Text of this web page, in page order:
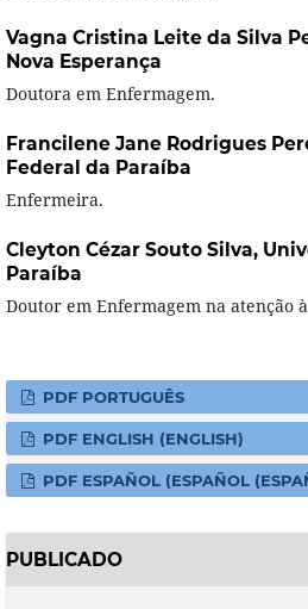
Vagna Cristina Leite da Silva
Nova Esperança
Doutora em Enfermagem.
Francilene Jane Rodrigues
Federal da Paraíba
Enfermeira.
Cleyton Cézar Souto Silva,
Paraíba
Doutor em Enfermagem na atenção
PDF PORTUGUÊS
PDF ENGLISH (ENGLISH)
PDF ESPAÑOL (ESPAÑOL
PUBLICADO